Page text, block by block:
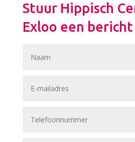
Stuur Hippisch
Exloo een bericht